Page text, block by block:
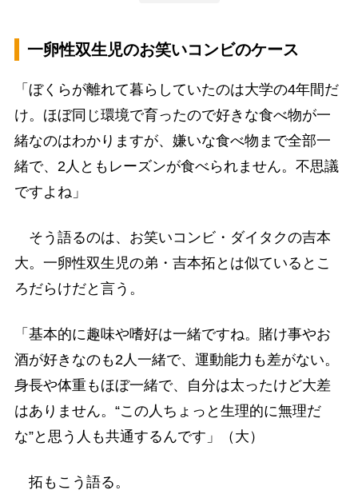
一卵性双生児のお笑いコンビのケース
「ぼくらが離れて暮らしていたのは大学の4年間だ
け。ほぼ同じ環境で育ったので好きな食べ物が一
緒なのはわかりますが、嫌いな食べ物まで全部一
緒で、2人ともレーズンが食べられません。不思議
ですよね」
そう語るのは、お笑いコンビ・ダイタクの吉本
大。一卵性双生児の弟・吉本拓とは似ているとこ
ろだらけだと言う。
「基本的に趣味や嗜好は一緒ですね。賭け事やお
酒が好きなのも2人一緒で、運動能力も差がない。
身長や体重もほぼ一緒で、自分は太ったけど大差
はありません。“この人ちょっと生理的に無理だ
な”と思う人も共通するんです」（大）
拓もこう語る。